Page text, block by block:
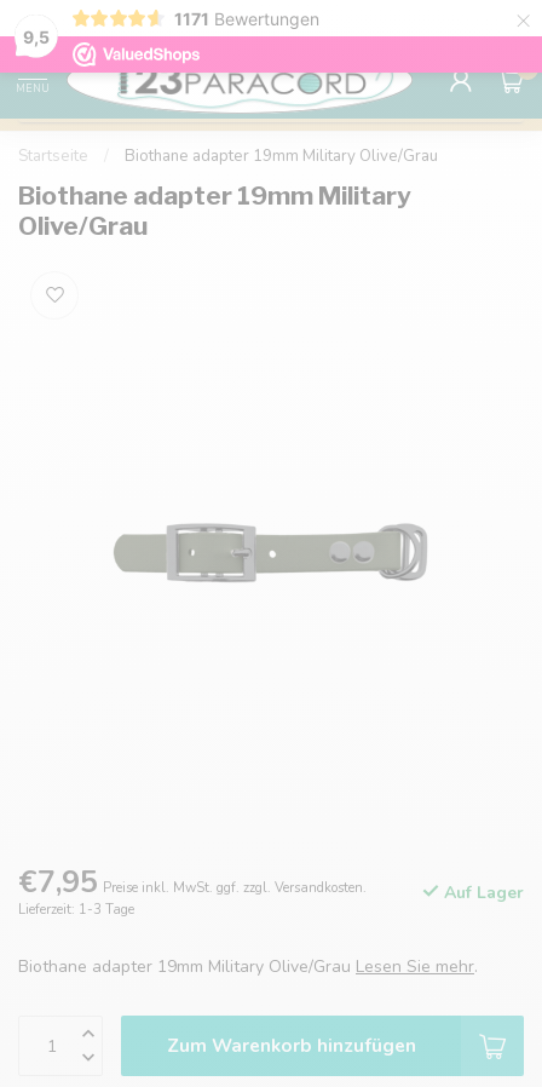
9,5
1171 Bewertungen ×
Kostenlose Lieferung nach Hause ab 150 €
MENU
0
Startseite Biothane adapter 19mm Military Olive/Grau
Biothane adapter 19mm Military
Olive/Grau
€7,95 Preise inkl. MwSt. ggf. zzgl. Versandkosten.
Lieferzeit: 1-3 Tage
Auf Lager
Biothane adapter 19mm Military Olive/Grau Lesen Sie mehr.
Zum Warenkorb hinzufügen